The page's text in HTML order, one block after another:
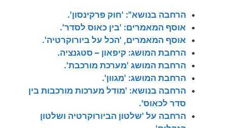
הרחבה בנושא": 'חוק פרקינסון'.
אוסף המאמרים: 'בין כאוס לסדר'.
אוסף המאמרים, 'הכל על ביורוקרטיה'.
הרחבת המושג: קיפאון – סטגנציה.
הרחבת המושג 'מערכת מורכבת'.
הרחבת המושג: 'מגוון'.
הרחבה בנושא: 'מודל מערכות מורכבות בין
סדר לכאוס'.
הרחבה על 'שלטון הביורוקרטיה ושלטון